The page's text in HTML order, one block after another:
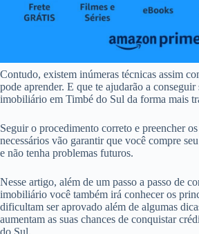
Contudo, existem inúmeras técnicas assim
pode aprender. E que te ajudarão a
imobiliário em Timbé do Sul da forma mais
Seguir o procedimento correto e preencher
necessários vão garantir que você compre
e não tenha problemas futuros.
Nesse artigo, além de um passo a passo de
imobiliário você também irá conhecer os
dificultam ser aprovado além de algumas
aumentam as suas chances de conquistar
do Sul.